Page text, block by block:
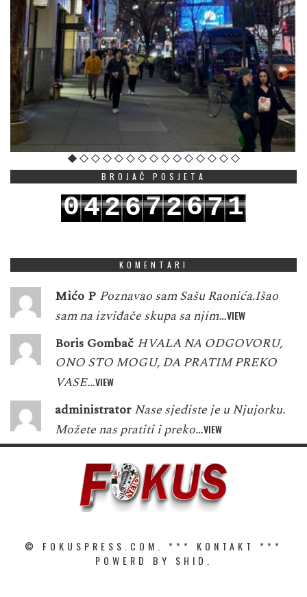
BROJAČ POSJETA
042672671
KOMENTARI
Mićo P Poznavao sam Sašu Raonića.Išao
sam na izviđače skupa sa njim…VIEW
Boris Gombač HVALA NA ODGOVORU,
ONO STO MOGU, DA PRATIM PREKO
VASE…VIEW
administrator Nase sjediste je u Njujorku.
Možete nas pratiti i preko…VIEW
© FOKUSPRESS.COM. *** KONTAKT
***
POWERD BY SHID.